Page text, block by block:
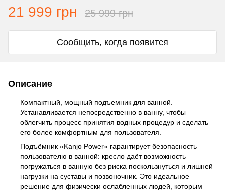
21 999 грн 25 999 грн
Сообщить, когда появится
Описание
Компактный, мощный подъемник для ванной.
Устанавливается непосредственно в ванну, чтобы
облегчить процесс принятия водных процедур и сделать
его более комфортным для пользователя.
Подъёмник «Kanjo Power» гарантирует безопасность
пользователю в ванной: кресло даёт возможность
погружаться в ванную без риска поскользнуться и лишней
нагрузки на суставы и позвоночник. Это идеальное
решение для физически ослабленных людей, которым